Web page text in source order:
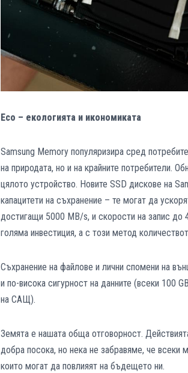
Eco – екологията и икономиката
Samsung Memory популяризира сред
на природата, но и на крайните потребители.
цялото устройство. Новите SSD дискове на
капацитети на съхранение – те могат да
достигащи 5000 MB/s, и скорости на запис
голяма инвестиция, а с този метод
Съхранение на файлове и лични спомени на
и по-висока сигурност на данните (всеки 100
на САЩ).
Земята е нашата обща отговорност.
добра посока, но нека не забравяме, че
които могат да повлияят на бъдещето ни.